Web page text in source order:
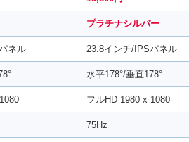
プラチナシルバー
ネル 23.8インチ/IPSパネル
水平178°/垂直178°
フルHD 1980 x 1080
75Hz